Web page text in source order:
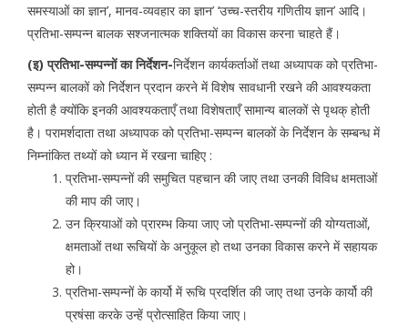
समस्याओं का ज्ञान’, मानव-व्यवहार का ज्ञान’ ‘उच्च-स्तरीय गणितीय ज्ञान’ आदि।
प्रतिभा-सम्पन्न बालक सश्जनात्मक शक्तियों का विकास करना चाहते हैं।
(इ) प्रतिभा-सम्पन्नों का निर्देशन-निर्देशन कार्यकर्ताओं तथा अध्यापक को प्रतिभा-
सम्पन्न बालकों को निर्देशन प्रदान करने में विशेष सावधानी रखने की आवश्यकता
होती है क्योंकि इनकी आवश्यकताएँ तथा विशेषताएँ सामान्य बालकों से पृथक् होती
है। परामर्शदाता तथा अध्यापक को प्रतिभा-सम्पन्न बालकों के निर्देशन के सम्बन्ध में
निम्नांकित तथ्यों को ध्यान में रखना चाहिए :
प्रतिभा-सम्पन्नों की समुचित पहचान की जाए तथा उनकी विविध क्षमताओं
की माप की जाए।
उन क्रियाओं को प्रारम्भ किया जाए जो प्रतिभा-सम्पन्नों की योग्यताओं,
क्षमताओं तथा रूचियों के अनुकूल हो तथा उनका विकास करने में सहायक
हो।
प्रतिभा-सम्पन्नों के कार्यो में रूचि प्रदर्शित की जाए तथा उनके कार्यो की
प्रषंसा करके उन्हें प्रोत्साहित किया जाए।